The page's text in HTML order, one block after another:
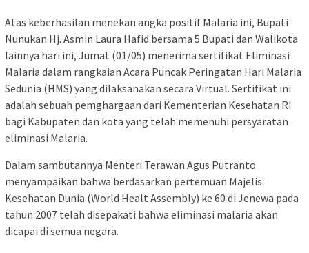
Atas keberhasilan menekan angka positif Malaria ini, Bupati
Nunukan Hj. Asmin Laura Hafid bersama 5 Bupati dan Walikota
lainnya hari ini, Jumat (01/05) menerima sertifikat Eliminasi
Malaria dalam rangkaian Acara Puncak Peringatan Hari Malaria
Sedunia (HMS) yang dilaksanakan secara Virtual. Sertifikat ini
adalah sebuah pemghargaan dari Kementerian Kesehatan RI
bagi Kabupaten dan kota yang telah memenuhi persyaratan
eliminasi Malaria.
Dalam sambutannya Menteri Terawan Agus Putranto
menyampaikan bahwa berdasarkan pertemuan Majelis
Kesehatan Dunia (World Healt Assembly) ke 60 di Jenewa pada
tahun 2007 telah disepakati bahwa eliminasi malaria akan
dicapai di semua negara.